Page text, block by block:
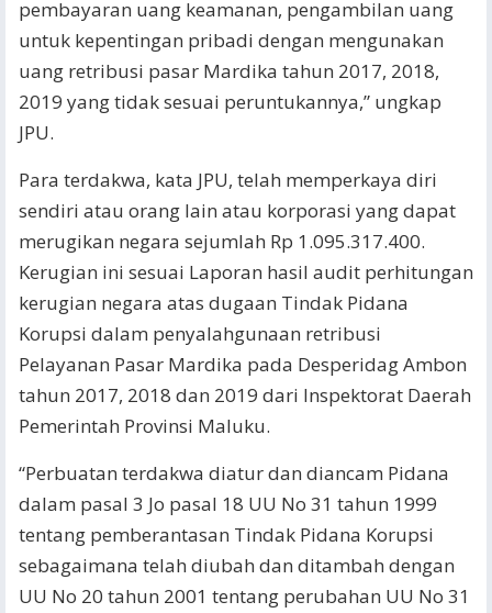
pembayaran uang keamanan, pengambilan uang
untuk kepentingan pribadi dengan mengunakan
uang retribusi pasar Mardika tahun 2017, 2018,
2019 yang tidak sesuai peruntukannya,” ungkap
JPU.
Para terdakwa, kata JPU, telah memperkaya diri
sendiri atau orang lain atau korporasi yang dapat
merugikan negara sejumlah Rp 1.095.317.400.
Kerugian ini sesuai Laporan hasil audit perhitungan
kerugian negara atas dugaan Tindak Pidana
Korupsi dalam penyalahgunaan retribusi
Pelayanan Pasar Mardika pada Desperidag Ambon
tahun 2017, 2018 dan 2019 dari Inspektorat Daerah
Pemerintah Provinsi Maluku.
“Perbuatan terdakwa diatur dan diancam Pidana
dalam pasal 3 Jo pasal 18 UU No 31 tahun 1999
tentang pemberantasan Tindak Pidana Korupsi
sebagaimana telah diubah dan ditambah dengan
UU No 20 tahun 2001 tentang perubahan UU No 31